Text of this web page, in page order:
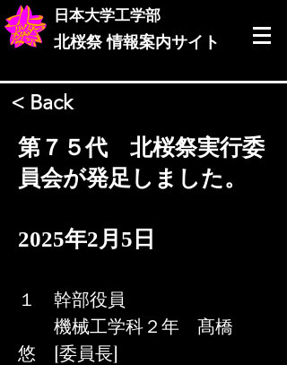
日本大学工学部
北桜祭情報案内サイト
< Back
第７５代 北桜祭実行委
員会が発足しました。
2025年2月5日
１　幹部役員
機械工学科２年　髙橋
悠　[委員長]